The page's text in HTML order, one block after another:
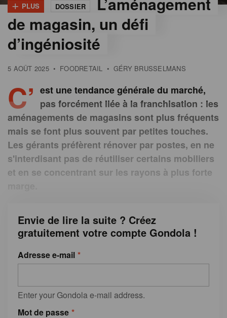
+ PLUS DOSSIER
de magasin, un défi
d’ingéniosité
5 AOÛT 2025 • FOODRETAIL • GÉRY BRUSSELMANS
Gondola
C’ est une tendance générale du marché,
pas forcément liée à la franchisation : les
aménagements de magasins sont plus fréquents
mais se font plus souvent par petites touches.
Les gérants préfèrent rénover par postes, en ne
s'interdisant pas de réutiliser certains mobiliers
et en se concentrant sur les rayons à plus forte
Envie de lire la suite ? Créez
gratuitement votre compte Gondola !
Adresse e-mail
Enter your Gondola e-mail address.
Mot de passe